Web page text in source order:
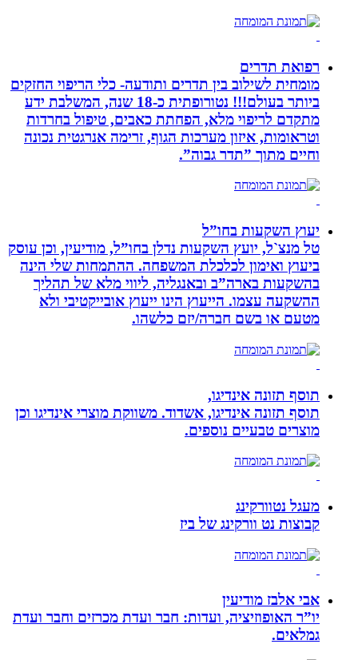
רפואת תדרים
מומחית לשילוב בין תדרים ותודעה- כלי הריפוי החזקים
ביותר בעולם!!! נטורופתית כ-18 שנה, המשלבת ידע
מתקדם לריפוי מלא, הפחתת כאבים, טיפול בחרדות
וטראומות, איזון מערכות הגוף, זרימה אנרגטית נכונה
וחיים מתוך ”תדר גבוה”.
יעוץ השקעות בחו”ל
טל מנצ`ל, יועץ השקעות נדלן בחו”ל, מודיעין, וכן עוסק
ביעוץ ואימון לכלכלת המשפחה. ההתמחות שלי הינה
בהשקעות בארה”ב ובאנגליה, ליווי מלא של תהליך
ההשקעה עצמו. הייעוץ הינו ייעוץ אובייקטיבי ולא
מטעם או בשם חברה/יזם כלשהו.
תוסף תזונה אינדיגו,
תוסף תזונה אינדיגו, אשדוד. משווקת מוצרי אינדיגו וכן
מוצרים טבעיים נוספים.
מעגל נטוורקינג
קבוצות נט וורקינג של ביז
אבי אלבז מודיעין
יו”ר האופוזיציה, ועדות: חבר ועדת מכרזים וחבר ועדת
גמלאים.